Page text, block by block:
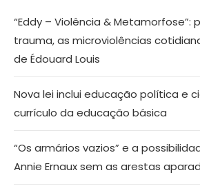
“Eddy – Violência & Metamorfose”:
trauma, as microviolências
de Édouard Louis
Nova lei inclui educação política e
currículo da educação básica
“Os armários vazios” e a
Annie Ernaux sem as arestas